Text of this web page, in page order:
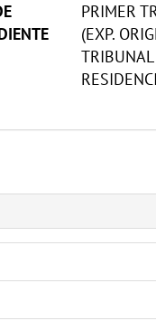
PRIMER
(EXP.